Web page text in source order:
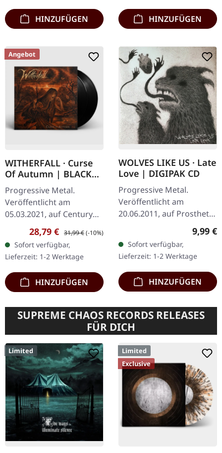
HINZUFÜGEN
HINZUFÜGEN
Angebot
WITHERFALL · Curse
Of Autumn | BLACK
2LP
Progressive Metal.
Veröffentlicht am
05.03.2021, auf Century
Media Records.
Schwarzes Doppel-Vinyl
im Gatefold-Cover mit
Poster. Es gibt Alben, die…
Verkaufspreis:
28,79 € Regulärer Preis:
31,99 €(-10%)
Sofort verfügbar,
Lieferzeit: 1-2 Werktage
HINZUFÜGEN
WOLVES LIKE US · Late
Love | DIGIPAK CD
Progressive Metal.
Veröffentlicht am
20.06.2011, auf Prosthetic
Records. CD im DigiPak
mit 12-seitigem Booklet.
Wolves Like Us liefern mit
"Late…
9,99 €
Sofort verfügbar,
Lieferzeit: 1-2 Werktage
HINZUFÜGEN
SUPREME CHAOS RECORDS RELEASES
FÜR DICH
Limited
Limited
Exclusive